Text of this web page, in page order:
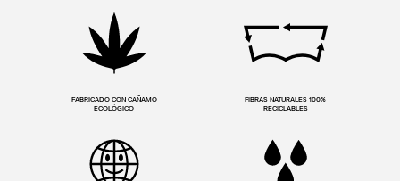
FABRICADO CON CAÑAMO
ECOLÓGICO
FIBRAS NATURALES 100%
RECICLABLES